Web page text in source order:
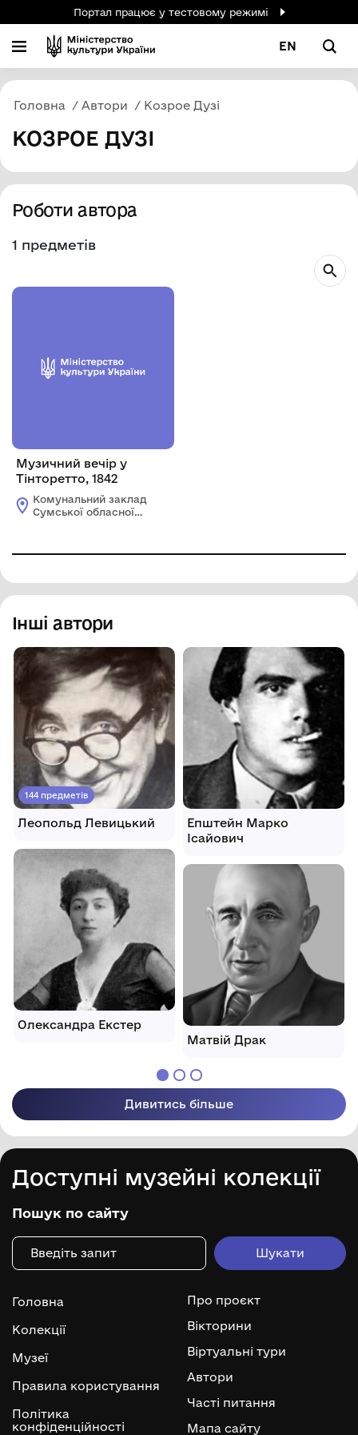
Портал працює у тестовому режимі
EN
Головна Автори Козрое Дузі
КОЗРОЕ ДУЗІ
Роботи автора
1 предметів
Музичний вечір у
Тінторетто, 1842
Комунальний заклад
Сумської обласної
Інші автори
144 предметів
Леопольд Левицький
Олександра Екстер
Епштейн Марко
Ісайович
Матвій Драк
Дивитись більше
Доступні музейні колекції
Пошук по сайту
Головна
Колекції
Музеї
Правила користування
Політика
конфіденційності
Про проєкт
Вікторини
Віртуальні тури
Автори
Часті питання
Мапа сайту